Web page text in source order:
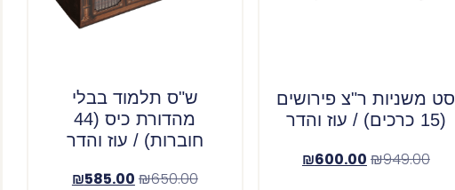
סט משניות ר"צ פירושים
(15 כרכים) / עוז והדר
₪949.00
₪600.00
ש"ס תלמוד בבלי
מהדורת כיס (44
חוברות) / עוז והדר
₪650.00
₪585.00